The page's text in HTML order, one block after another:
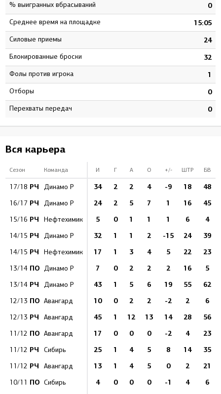
% выигранных вбрасываний 0
Среднее время на площадке 15:05
Силовые приемы 24
Блокированные броски 32
Фолы против игрока 1
Отборы 0
Перехваты передач 0
Вся карьера
Сезон Команда И Г А О +/- ШТР БВ
17/18 РЧ Динамо Р 34 2 2 4 -9 18 48
16/17 РЧ Динамо Р 24 2 5 7 1 16 45
15/16 РЧ Нефтехимик 5 0 1 1 1 6 4
14/15 РЧ Динамо Р 32 1 1 2 -15 24 39
14/15 РЧ Нефтехимик 17 1 3 4 5 22 23
13/14 ПО Динамо Р 7 0 2 2 2 16 5
13/14 РЧ Динамо Р 43 1 5 6 19 55 62
12/13 ПО Авангард 10 0 2 2 -2 2 6
12/13 РЧ Авангард 45 1 12 13 14 28 56
11/12 ПО Авангард 17 0 0 0 -2 4 23
11/12 РЧ Сибирь 25 1 4 5 8 14 35
11/12 РЧ Авангард 13 1 4 5 0 2 21
10/11 ПО Сибирь 4 0 0 0 -1 4 6